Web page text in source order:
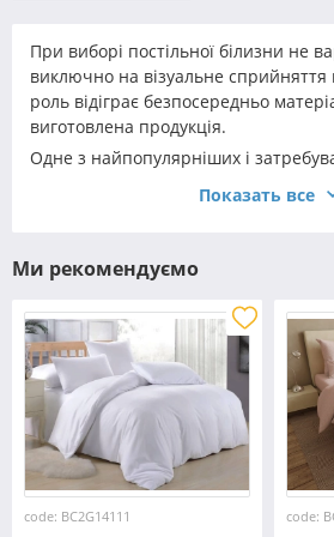
При виборі постільної білизни не
виключно на візуальне
роль відіграє безпосередньо
виготовлена продукція.
Одне з найпопулярніших і
білизна - універсальна, комфортна
Показать все
Ми рекомендуємо
code: BC2G14111 code: